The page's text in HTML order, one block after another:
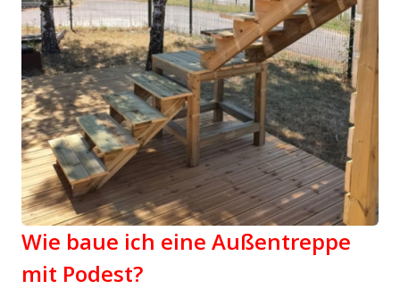
Wie baue ich eine Außentreppe
mit Podest?